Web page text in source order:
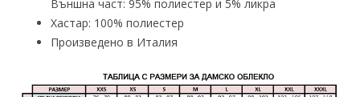
Външна част: 95% полиестер и 5% ликра
Хастар: 100% полиестер
Произведено в Италия